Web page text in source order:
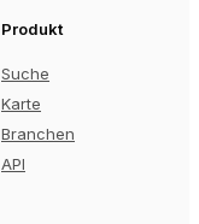
Produkt
Suche
Karte
Branchen
API